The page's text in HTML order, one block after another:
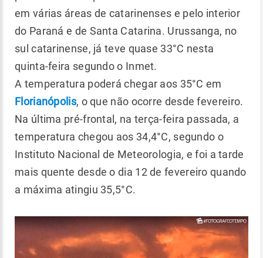
em várias áreas de catarinenses e pelo interior
do Paraná e de Santa Catarina. Urussanga, no
sul catarinense, já teve quase 33°C nesta
quinta-feira segundo o Inmet.
A temperatura poderá chegar aos 35°C em
Florianópolis, o que não ocorre desde fevereiro.
Na última pré-frontal, na terça-feira passada, a
temperatura chegou aos 34,4°C, segundo o
Instituto Nacional de Meteorologia, e foi a tarde
mais quente desde o dia 12 de fevereiro quando
a máxima atingiu 35,5°C.